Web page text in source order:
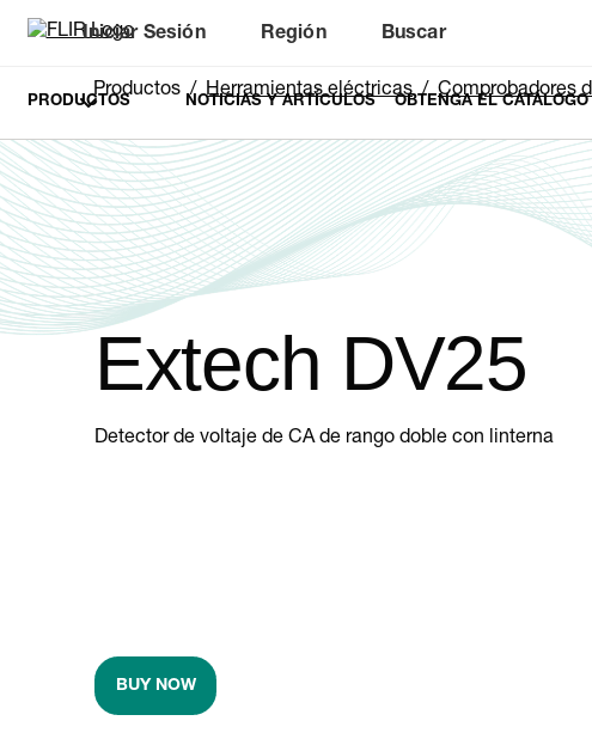
Iniciar Sesión Región Buscar
PRODUCTOS NOTICIAS Y ARTÍCULOS OBTENGA EL
Productos Herramientas eléctricas Comprobadores de
Extech DV25
Detector de voltaje de CA de rango doble con linterna
BUY NOW